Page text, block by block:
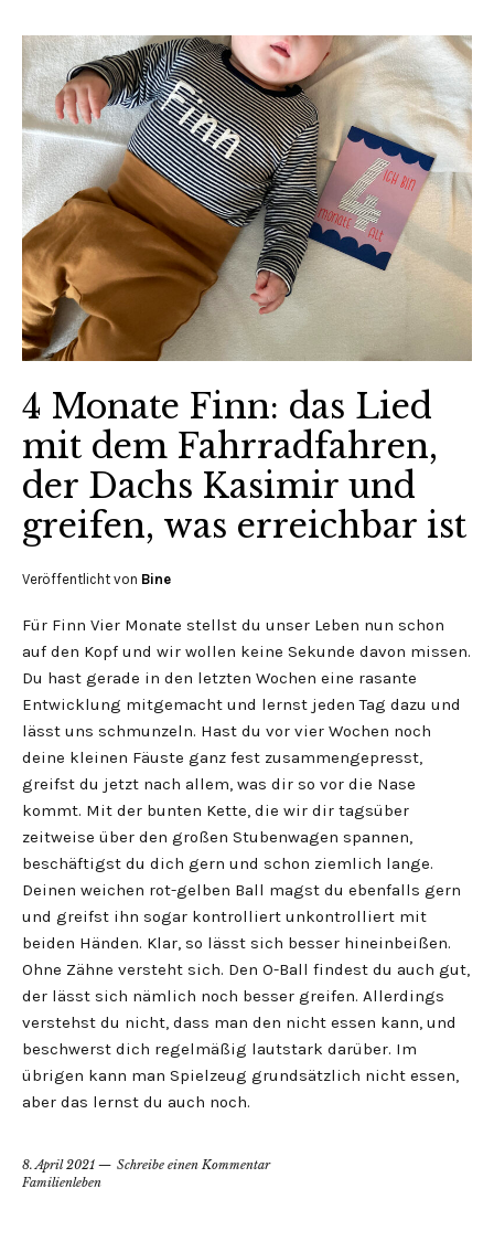
4 Monate Finn: das Lied
mit dem Fahrradfahren,
der Dachs Kasimir und
greifen, was erreichbar ist
Veröffentlicht von Bine
Für Finn Vier Monate stellst du unser Leben nun schon
auf den Kopf und wir wollen keine Sekunde davon missen.
Du hast gerade in den letzten Wochen eine rasante
Entwicklung mitgemacht und lernst jeden Tag dazu und
lässt uns schmunzeln. Hast du vor vier Wochen noch
deine kleinen Fäuste ganz fest zusammengepresst,
greifst du jetzt nach allem, was dir so vor die Nase
kommt. Mit der bunten Kette, die wir dir tagsüber
zeitweise über den großen Stubenwagen spannen,
beschäftigst du dich gern und schon ziemlich lange.
Deinen weichen rot-gelben Ball magst du ebenfalls gern
und greifst ihn sogar kontrolliert unkontrolliert mit
beiden Händen. Klar, so lässt sich besser hineinbeißen.
Ohne Zähne versteht sich. Den O-Ball findest du auch gut,
der lässt sich nämlich noch besser greifen. Allerdings
verstehst du nicht, dass man den nicht essen kann, und
beschwerst dich regelmäßig lautstark darüber. Im
übrigen kann man Spielzeug grundsätzlich nicht essen,
aber das lernst du auch noch.
8. April 2021
Schreibe einen Kommentar
Familienleben